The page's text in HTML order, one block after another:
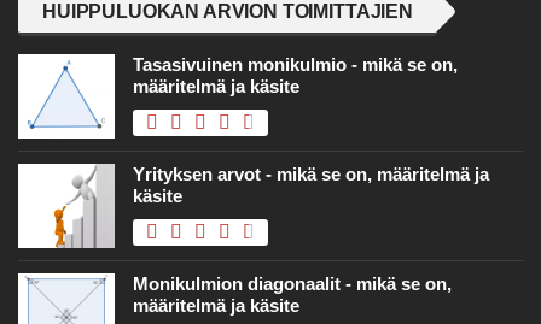
HUIPPULUOKAN ARVION TOIMITTAJIEN
Tasasivuinen monikulmio - mikä se on,
määritelmä ja käsite
Yrityksen arvot - mikä se on, määritelmä ja
käsite
Monikulmion diagonaalit - mikä se on,
määritelmä ja käsite